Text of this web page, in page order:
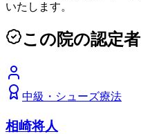
いたします。
この院の認定者
中級 ・ シューズ療法
相崎将人